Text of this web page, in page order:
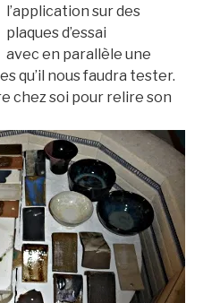
l’application sur des
plaques d’essai
avec en parallèle une
qu’il nous faudra tester.
chez soi pour relire son